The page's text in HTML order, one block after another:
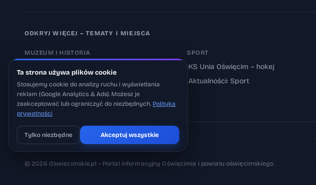
ODKRYJ WIĘCEJ – TEMATY I MIEJSCA
MUZEUM I HISTORIA
› Aktualności: Muzeum
›Aktualności: Historia
SPORT
›KS Unia Oświęcim – hokej
Aktualności: Sport
© 2026 Oswiecimskie.pl – Portal informacyjny Oświęcimia i powiatu oświęcimskiego.
Ta strona używa plików cookie
Stosujemy cookie do analizy ruchu i wyświetlania
reklam (Google Analytics & Ads). Możesz je
zaakceptować lub ograniczyć do niezbędnych. Polityka
prywatności
Tylko niezbędne Akceptuj wszystkie
Pobierz na iOS